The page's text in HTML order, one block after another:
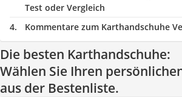
Test oder Vergleich
Kommentare zum Karthandschuhe
Die besten Karthandschuhe:
Wählen Sie Ihren
aus der Bestenliste.